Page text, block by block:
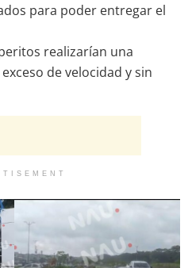
para poder entregar el
realizarían una
de velocidad y sin